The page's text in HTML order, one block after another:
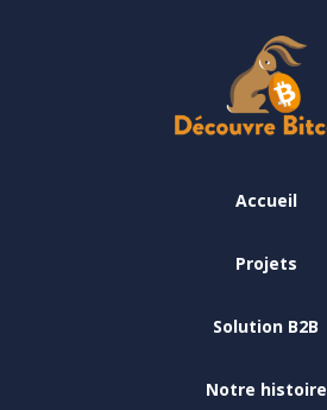
Accueil
Projets
Solution B2B
Notre histoire